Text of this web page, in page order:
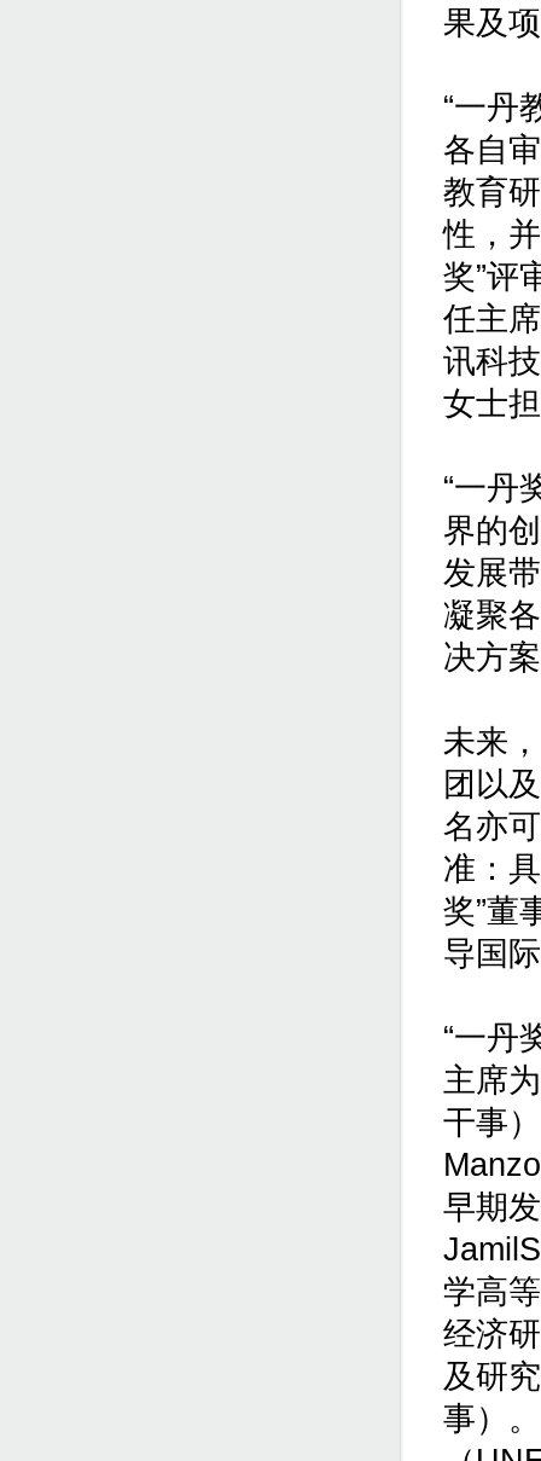
果及
“一丹
各自
教育
性，
奖”评
任主
讯科
女士
“一丹
界的
发展
凝聚
决方
未来
团以
名亦
准：
奖”董
导国
“一丹
主席
干事
早期
学高
经济
及研
事）